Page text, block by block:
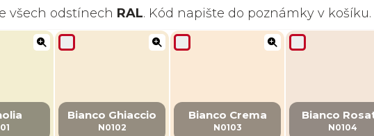
všech odstínech RAL. Kód napište do poznámky v košíku.
Bianco Ghiaccio
N0102
Bianco Crema
N0103
Bianco
N0104